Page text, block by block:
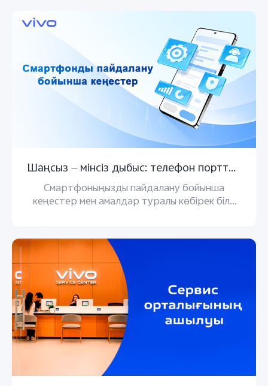
Шаңсыз — мінсіз дыбыс: телефон порттарын қорғау
Смартфоныңызды пайдалану бойынша
кеңестер мен амалдар туралы көбірек білу